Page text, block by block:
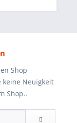
Shop
keine Neuigkeit
Shop..